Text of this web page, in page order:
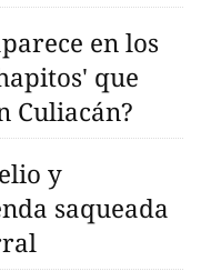
en los
que
Culiacán?
y
saqueada